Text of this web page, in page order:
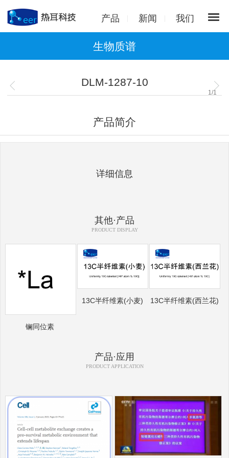
产品 新闻 我们
生物质谱
DLM-1287-10
1 /1
产品简介
详细信息
其他·产品
PRODUCT DISPLAY
镧同位素
13C半纤维素(小麦) 13C半纤维素(西兰花)
产品·应用
PRODUCT APPLICATION